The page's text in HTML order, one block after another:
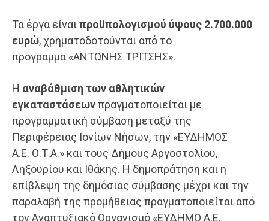
Τα έργα είναιπροϋπολογισμού ύψους 2.700.000
ευρώ, χρηματοδοτούνται από το
πρόγραμμα «ΑΝΤΩΝΗΣ ΤΡΙΤΣΗΣ».
Η αναβάθμιση των αθλητικών
εγκαταστάσεωνπραγματοποιείται με
προγραμματική σύμβαση μεταξύ της
Περιφέρειας Ιονίων Νήσων, την «ΕΥΔΗΜΟΣ
Α.Ε. Ο.Τ.Α.» και τους Δήμους Αργοστολίου,
Ληξουρίου και Ιθάκης. Η δημοπράτηση και η
επίβλεψη της δημόσιας σύμβασης μέχρι και την
παραλαβή της προμήθειας πραγματοποιείται από
τον Αναπτυξιακό Οργανισμό «ΕΥΔΗΜΟ Α.Ε.